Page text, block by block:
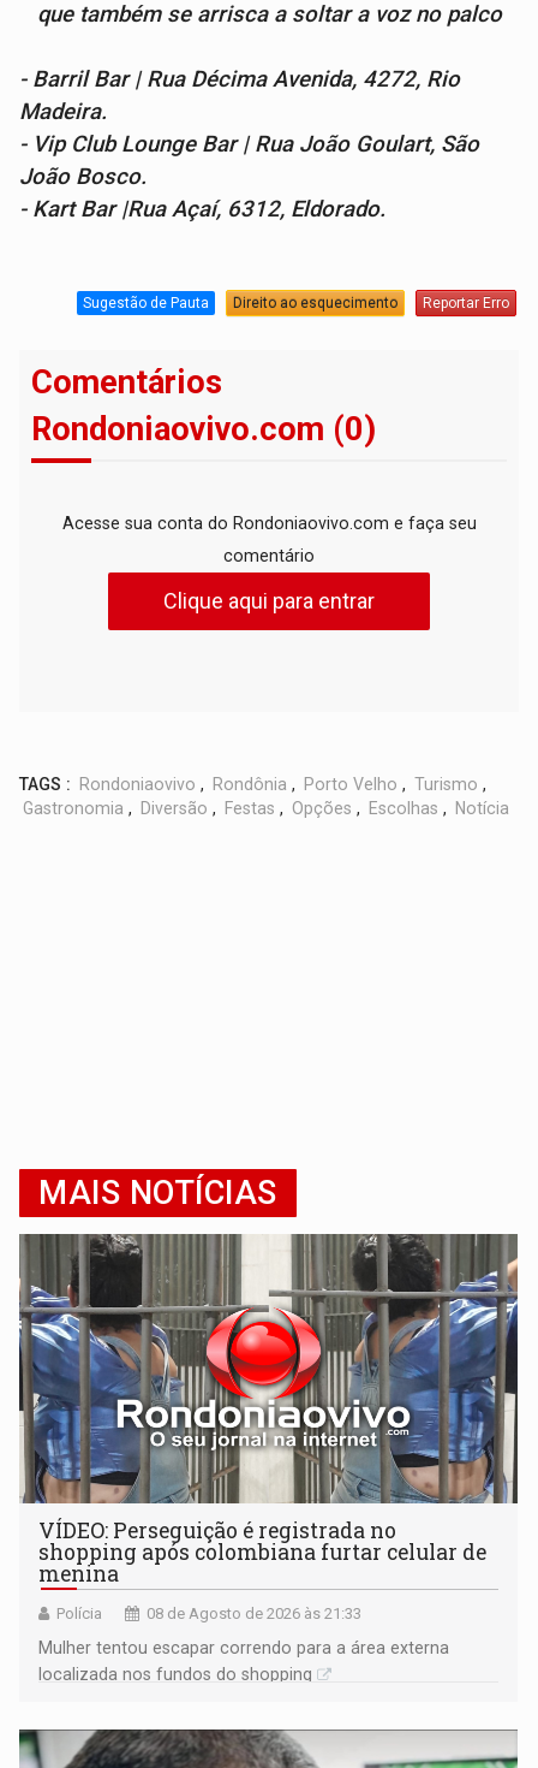
que também se arrisca a soltar a voz no palco
- Barril Bar | Rua Décima Avenida, 4272, Rio
Madeira.
- Vip Club Lounge Bar | Rua João Goulart, São
João Bosco.
- Kart Bar |Rua Açaí, 6312, Eldorado.
Sugestão de Pauta Direito ao esquecimento Reportar Erro
Comentários
Rondoniaovivo.com (0)
Acesse sua conta do Rondoniaovivo.com e faça seu
comentário
Clique aqui para entrar
TAGS : Rondoniaovivo , Rondônia , Porto Velho , Turismo ,
Gastronomia , Diversão , Festas , Opções , Escolhas , Notícia
MAIS NOTÍCIAS
VÍDEO: Perseguição é registrada no
shopping após colombiana furtar celular de
menina
Polícia 08 de Agosto de 2026 às 21:33
Mulher tentou escapar correndo para a área externa
localizada nos fundos do shopping